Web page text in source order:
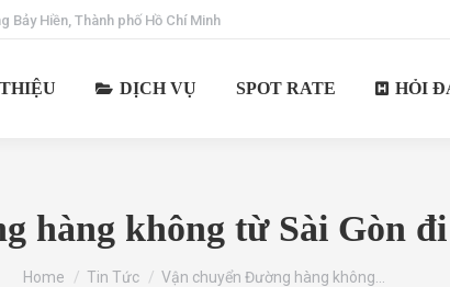
Bảy Hiền, Thành phố Hồ Chí Minh
DỊCH VỤ SPOT RATE HỎI
hàng không từ Sài Gòn
You are here:
Home Tin Tức Vận chuyển Đường hàng không…